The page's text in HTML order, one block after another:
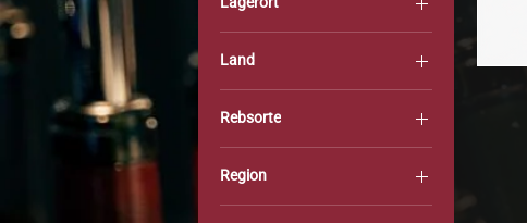
KLIMASCHRANK CWW
Land
Deutschland
Rebsorte
Riesling
Region
Nahe